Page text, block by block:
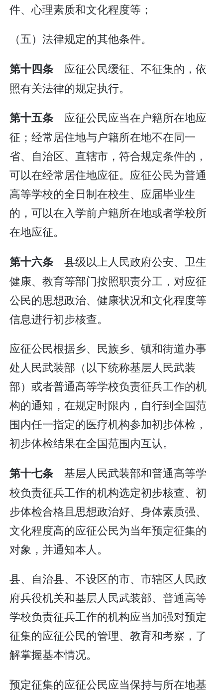
件、心理素质和文化程度等；
（五）法律规定的其他条件。
第十四条 应征公民缓征、不征集的，依
照有关法律的规定执行。
第十五条 应征公民应当在户籍所在地应
征；经常居住地与户籍所在地不在同一
省、自治区、直辖市，符合规定条件的，
可以在经常居住地应征。应征公民为普通
高等学校的全日制在校生、应届毕业生
的，可以在入学前户籍所在地或者学校所
在地应征。
第十六条 县级以上人民政府公安、卫生
健康、教育等部门按照职责分工，对应征
公民的思想政治、健康状况和文化程度等
信息进行初步核查。
应征公民根据乡、民族乡、镇和街道办事
处人民武装部（以下统称基层人民武装
部）或者普通高等学校负责征兵工作的机
构的通知，在规定时限内，自行到全国范
围内任一指定的医疗机构参加初步体检，
初步体检结果在全国范围内互认。
第十七条 基层人民武装部和普通高等学
校负责征兵工作的机构选定初步核查、初
步体检合格且思想政治好、身体素质强、
文化程度高的应征公民为当年预定征集的
对象，并通知本人。
县、自治县、不设区的市、市辖区人民政
府兵役机关和基层人民武装部、普通高等
学校负责征兵工作的机构应当加强对预定
征集的应征公民的管理、教育和考察，了
解掌握基本情况。
预定征集的应征公民应当保持与所在地基